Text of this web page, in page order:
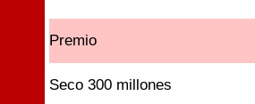
Premio
Seco 300 millones